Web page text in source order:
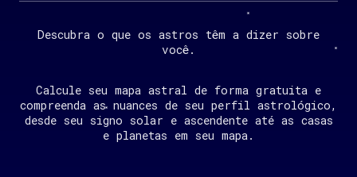
Descubra o que os astros têm a dizer sobre
você.
Calcule seu mapa astral de forma gratuita e
compreenda as nuances de seu perfil astrológico,
desde seu signo solar e ascendente até as casas
e planetas em seu mapa.